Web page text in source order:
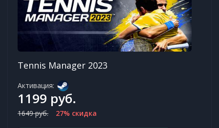
Tennis Manager 2023
Активация:
1199 руб.
1649 руб. 27% скидка